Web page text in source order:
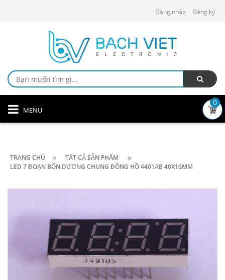
Đăng nhập Đăng ký
MENU
0
TRANG CHỦ
TẤT CẢ SẢN PHẨM
LED 7 ĐOẠN BỐN DƯƠNG CHUNG ĐỒNG HỒ 4401AB 40X16MM